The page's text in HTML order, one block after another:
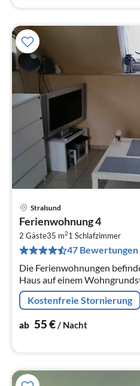
Stralsund
Ferienwohnung 4
2 Gäste35 m21 Schlafzimmer
47 Bewertungen
Die Ferienwohnungen
Haus auf einem
kleinen Dorf Prohn - 8 km
Kostenfreie Stornierung
ab 55€/ Nacht